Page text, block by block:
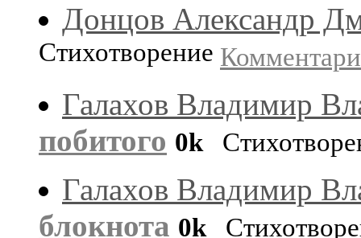
Донцов Александр
Стихотворение
Галахов Владимир
побитого 0k
Галахов Владимир
блокнота 0k